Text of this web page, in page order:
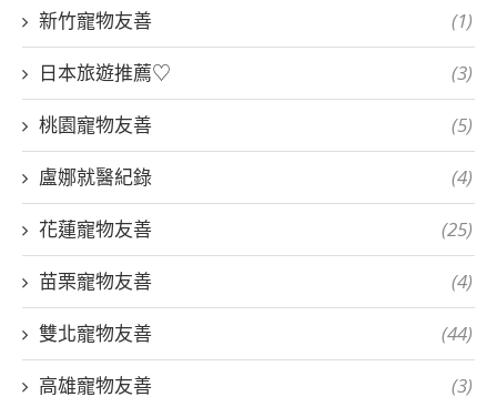
新竹寵物友善 (1)
日本旅遊推薦♡ (3)
桃園寵物友善 (5)
盧娜就醫紀錄 (4)
花蓮寵物友善 (25)
苗栗寵物友善 (4)
雙北寵物友善 (44)
高雄寵物友善 (3)